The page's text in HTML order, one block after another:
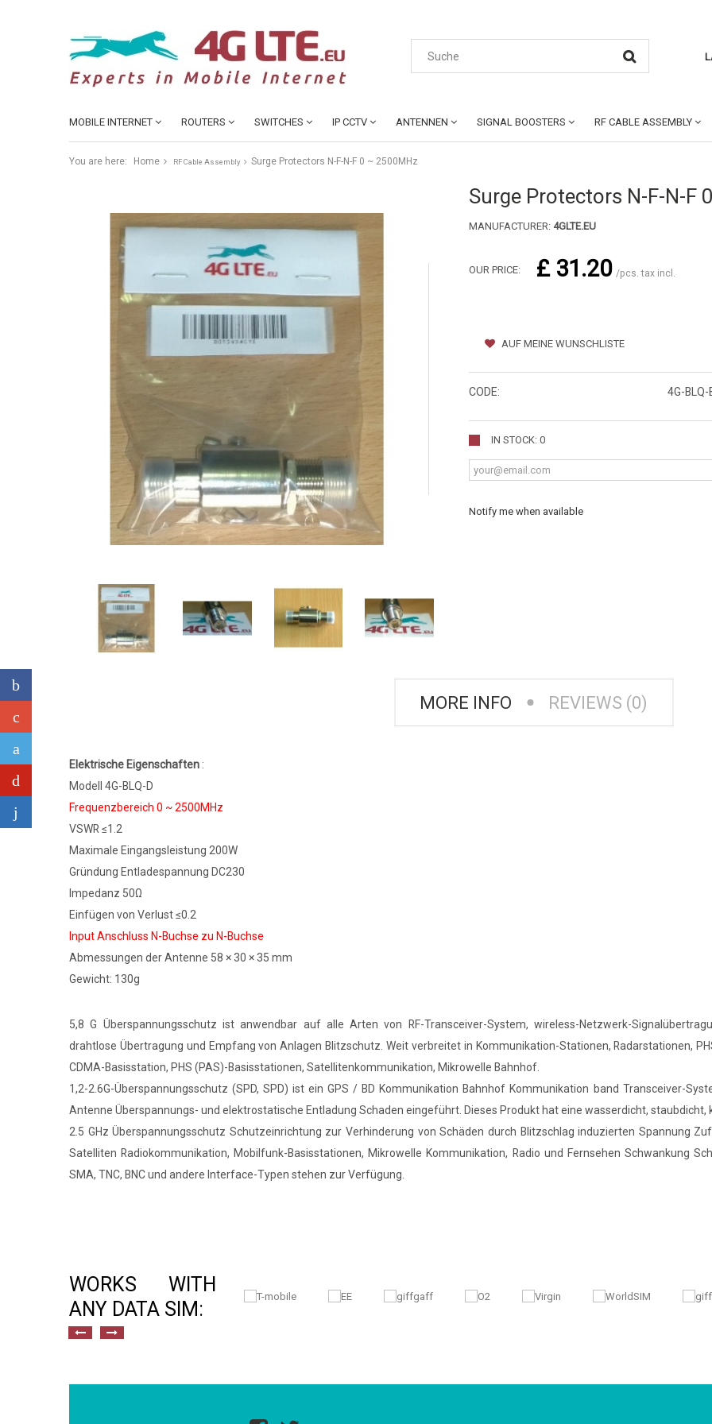
MOBILE INTERNET ROUTERS SWITCHES IP CCTV ANTENNEN SIGNAL BOOSTERS RF CABLE ASSEMBLY
You are here: Home RF Cable Assembly Surge Protectors N-F-N-F 0 ~ 2500MHz
Surge Protectors N-F-N-F
MANUFACTURER: 4GLTE.EU
OUR PRICE: £ 31.20 /pcs. tax incl.
AUF MEINE WUNSCHLISTE
CODE: 4G-BLQ-
IN STOCK: 0
Notify me when available
MORE INFO REVIEWS (0)
Elektrische Eigenschaften :
Modell 4G-BLQ-D
Frequenzbereich 0 ~ 2500MHz
VSWR ≤1.2
Maximale Eingangsleistung 200W
Gründung Entladespannung DC230
Impedanz 50Ω
Einfügen von Verlust ≤0.2
Input Anschluss N-Buchse zu N-Buchse
Abmessungen der Antenne 58 × 30 × 35 mm
Gewicht: 130g
5,8 G Überspannungsschutz ist anwendbar auf alle Arten von RF-Transceiver-System, wireless-Netzwerk-
drahtlose Übertragung und Empfang von Anlagen Blitzschutz. Weit verbreitet in Kommunikation-Stationen, Radarstationen,
CDMA-Basisstation, PHS (PAS)-Basisstationen, Satellitenkommunikation, Mikrowelle Bahnhof.
1,2-2.6G-Überspannungsschutz (SPD, SPD) ist ein GPS / BD Kommunikation Bahnhof Kommunikation band Transceiver-
Antenne Überspannungs- und elektrostatische Entladung Schaden eingeführt. Dieses Produkt hat eine wasserdicht,
2.5 GHz Überspannungsschutz Schutzeinrichtung zur Verhinderung von Schäden durch Blitzschlag induzierten Spannung
Satelliten Radiokommunikation, Mobilfunk-Basisstationen, Mikrowelle Kommunikation, Radio und Fernsehen Schwankung
SMA, TNC, BNC und andere Interface-Typen stehen zur Verfügung.
WORKS WITH
ANY DATA SIM: